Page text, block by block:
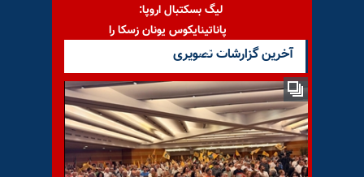
لیگ بسکتبال اروپا:
پاناتینایکوس یونان زسکا را
مغلوب خود کرد
پیام به محمد از خراسان رضوی
آخرین گزارشات تصویری